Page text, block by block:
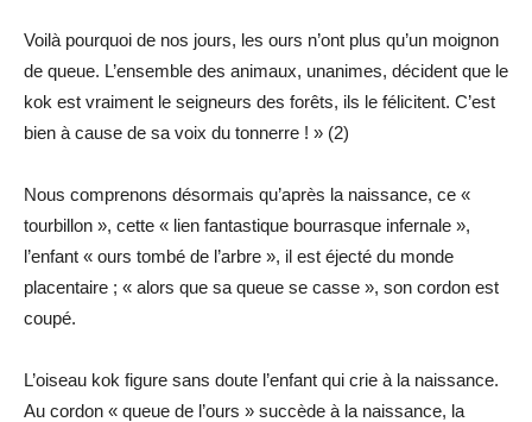
Voilà pourquoi de nos jours, les ours n’ont plus qu’un moignon
de queue. L’ensemble des animaux, unanimes, décident que le
kok est vraiment le seigneurs des forêts, ils le félicitent. C’est
bien à cause de sa voix du tonnerre ! » (2)
Nous comprenons désormais qu’après la naissance, ce «
tourbillon », cette « lien fantastique bourrasque infernale »,
l’enfant « ours tombé de l’arbre », il est éjecté du monde
placentaire ; « alors que sa queue se casse », son cordon est
coupé.
L’oiseau kok figure sans doute l’enfant qui crie à la naissance.
Au cordon « queue de l’ours » succède à la naissance, la